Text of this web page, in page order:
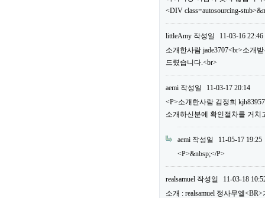
<DIV class=autosourcing-
littleAmy 작성일
11-03-16 22:46
소개한사람 jade3707<br>소개
드렸습니다.<br>
aemi 작성일
11-03-17 20:14
<P>소개한사람 김정희
소개하신분에 확인절차를 거치
aemi 작성일
11-05-17 19:25
<P>&nbsp;</P>
realsamuel 작성일
11-03-18
소개 : realsamuel 정사무엘